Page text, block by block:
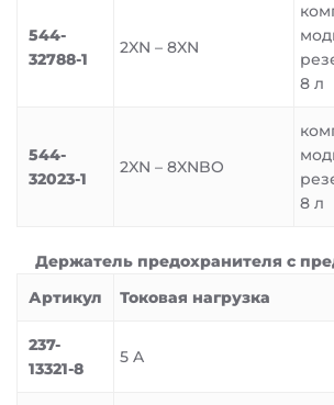
544-
32788-1
2XN – 8XN
8 л
544-
32023-1
2XN – 8XNBO
8 л
Держатель предохранителя с
Артикул
Токовая нагрузка
237-
13321-8
5 A